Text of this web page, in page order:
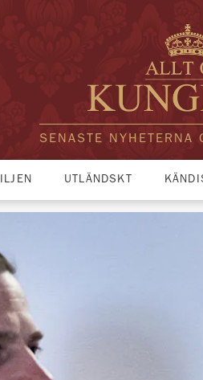
SENASTE NYHETERNA
UTLÄNDSKT